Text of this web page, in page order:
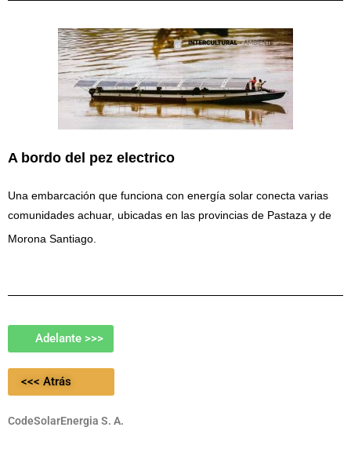
A bordo del pez electrico
Una embarcación que funciona con energía solar conecta varias
comunidades achuar, ubicadas en las provincias de Pastaza y de
Morona Santiago.
Adelante >>>
<<< Atrás
CodeSolarEnergia S. A.